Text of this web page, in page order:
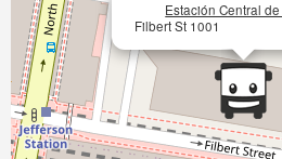
Estación Central
Filbert St 1001